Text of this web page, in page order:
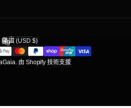
由 Shopify 技術支援
語言
國家/地區
美國 (USD $)